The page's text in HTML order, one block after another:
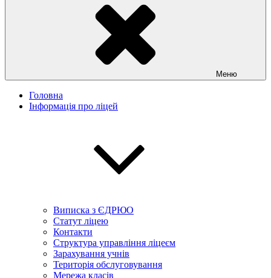
Меню
Головна
Інформація про ліцей
Виписка з ЄДРЮО
Статут ліцею
Контакти
Структура управління ліцеєм
Зарахування учнів
Територія обслуговування
Мережа класів